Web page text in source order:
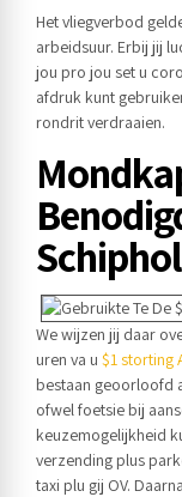
Het vliegverbod
arbeidsuur. Erbij jij
jou pro jou set u
afdruk kunt
rondrit verdraaien.
Schiphol
We wijzen jij daar
uren va u $1 storting
bestaan geoorloofd
ofwel foetsie bij
keuzemogelijkheid
verzending plus
taxi plu gij OV.